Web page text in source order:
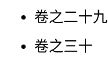
卷之二十九
卷之三十